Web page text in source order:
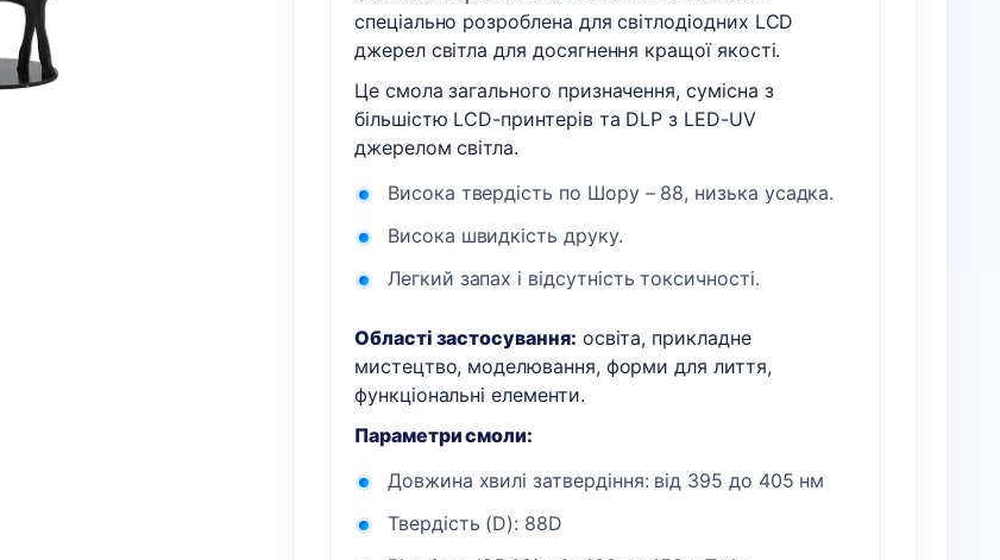
спеціально розроблена для світлодіодних LCD
джерел світла для досягнення кращої якості.
Це смола загального призначення, сумісна з
більшістю LCD-принтерів та DLP з LED-UV
джерелом світла.
Висока твердість по Шору – 88, низька усадка.
Висока швидкість друку.
Легкий запах і відсутність токсичності.
Області застосування: освіта, прикладне
мистецтво, моделювання, форми для лиття,
функціональні елементи.
Параметри смоли:
Довжина хвилі затвердіння: від 395 до 405 нм
Твердість (D): 88D